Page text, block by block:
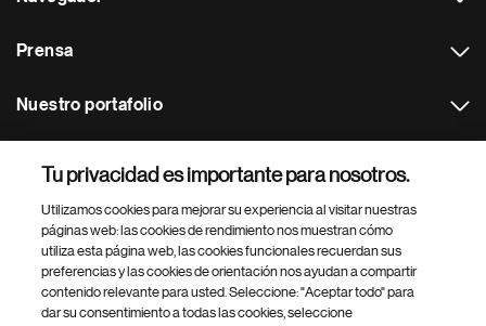
Prensa
Nuestro portafolio
Footer Site Search
Tu privacidad es importante para nosotros.
Utilizamos cookies para mejorar su experiencia al visitar nuestras
páginas web: las cookies de rendimiento nos muestran cómo
utiliza esta página web, las cookies funcionales recuerdan sus
preferencias y las cookies de orientación nos ayudan a compartir
contenido relevante para usted. Seleccione: "Aceptar todo" para
dar su consentimiento a todas las cookies, seleccione